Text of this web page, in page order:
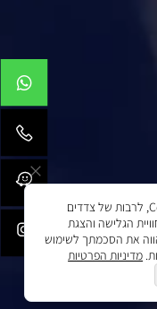
לידיעתך, באתרנו נעשה שימוש בקבצי Cookies, לרבות של צדדים
הגלישה והצגת
את הסכמתך לשימוש
מדיניות הפרטיות